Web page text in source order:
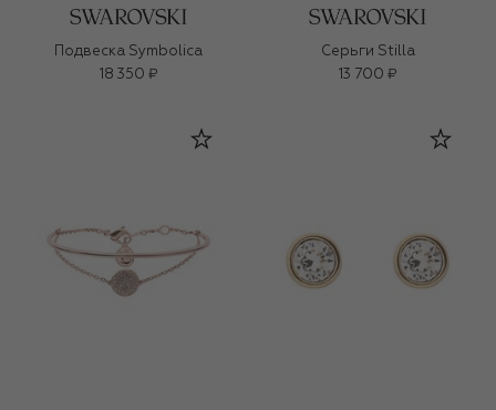
Подвеска Symbolica
18 350 ₽
Серьги Stilla
13 700 ₽